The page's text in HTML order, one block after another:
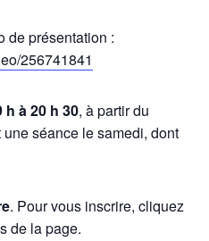
de présentation :
256741841
h à 20 h 30, à partir du
une séance le samedi, dont
. Pour vous inscrire, cliquez
de la page.